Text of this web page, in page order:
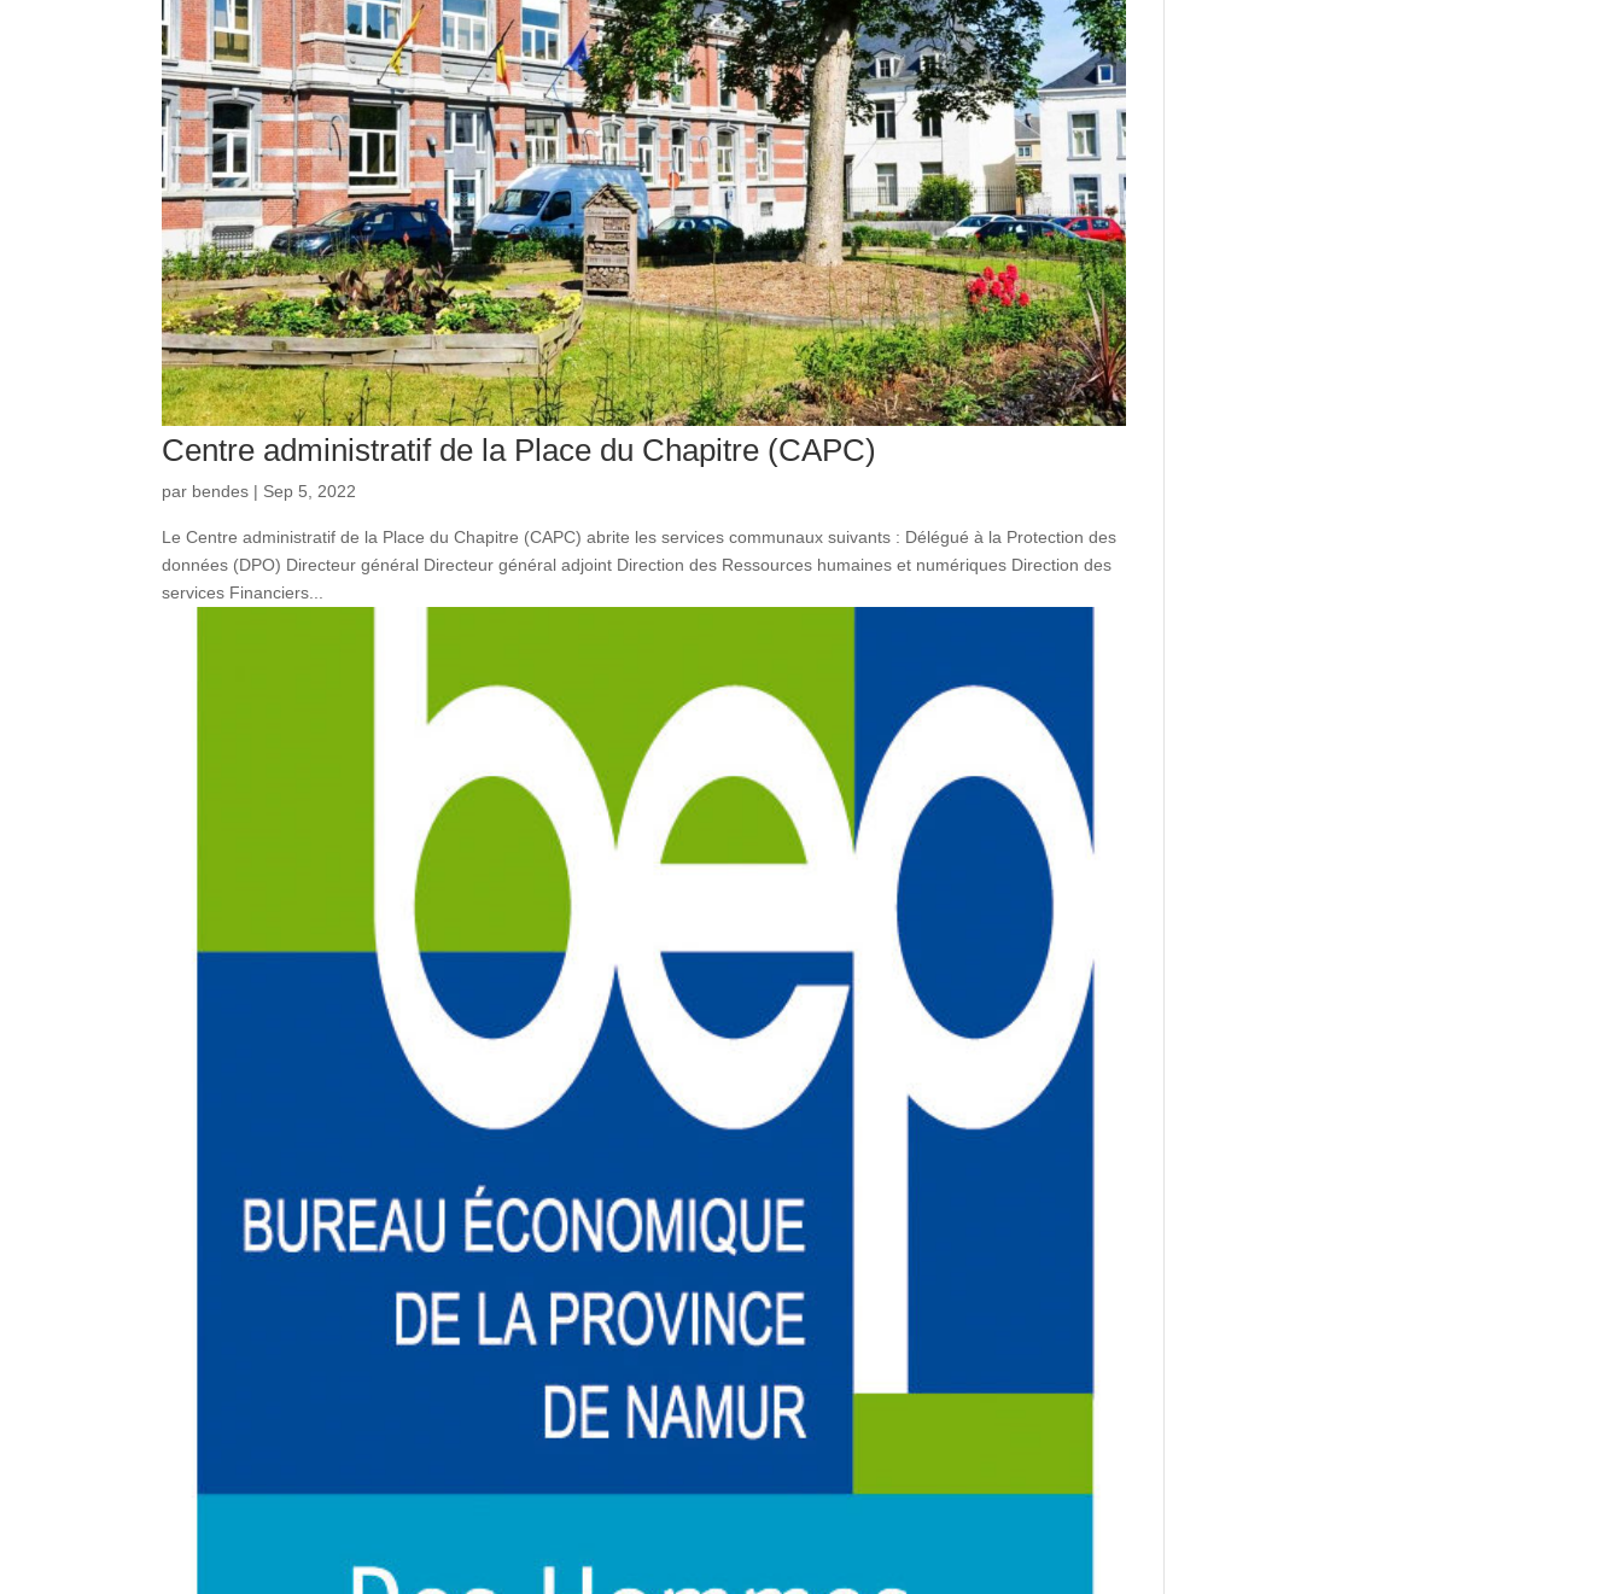
Centre administratif de la Place du Chapitre (CAPC)
par bendes | Sep 5, 2022
Le Centre administratif de la Place du Chapitre (CAPC) abrite les services communaux suivants : Délégué à la Protection des
données (DPO) Directeur général Directeur général adjoint Direction des Ressources humaines et numériques Direction des
services Financiers...